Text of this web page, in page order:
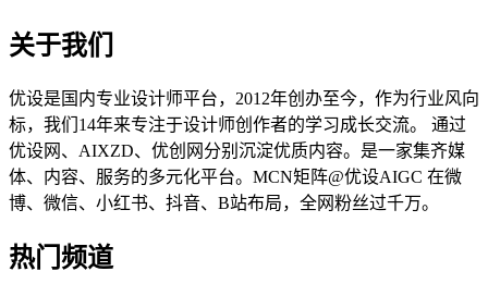
关于我们
优设是国内专业设计师平台，2012年创办至今，作为行业风向
标，我们14年来专注于设计师创作者的学习成长交流。 通过
优设网、AIXZD、优创网分别沉淀优质内容。是一家集齐媒
体、内容、服务的多元化平台。MCN矩阵@优设AIGC 在微
博、微信、小红书、抖音、B站布局，全网粉丝过千万。
热门频道